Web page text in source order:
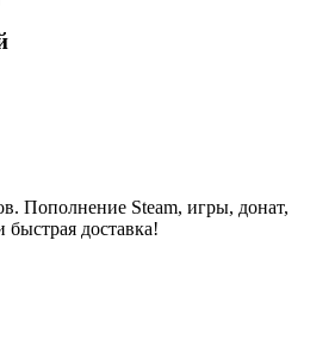
Пополнение Steam, игры, донат,
доставка!